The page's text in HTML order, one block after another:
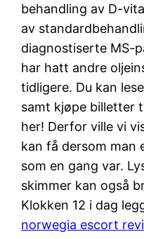
behandling av D-
av
diagnostiserte MS-
har hatt andre
tidligere. Du kan
samt kjøpe billetter
her! Derfor ville vi
kan få dersom man
som en gang var.
skimmer kan også
Klokken 12 i dag
norwegia escort